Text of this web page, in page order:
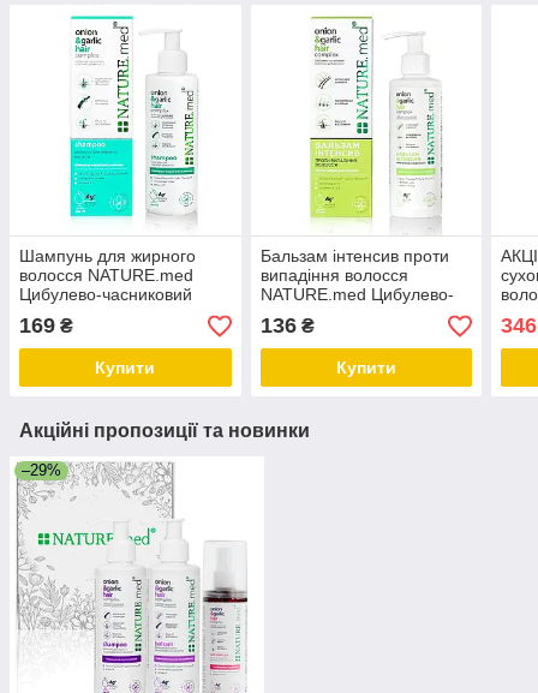
Шампунь для жирного
волосся NATURE.med
Цибулево-часниковий
комплекс 200 мл
169 ₴
Купити
Бальзам інтенсив проти
випадіння волосся
NATURE.med Цибулево-
часниковий комплекс 200
мл
136₴
Купити
346
Акційні пропозиції та новинки
–29%